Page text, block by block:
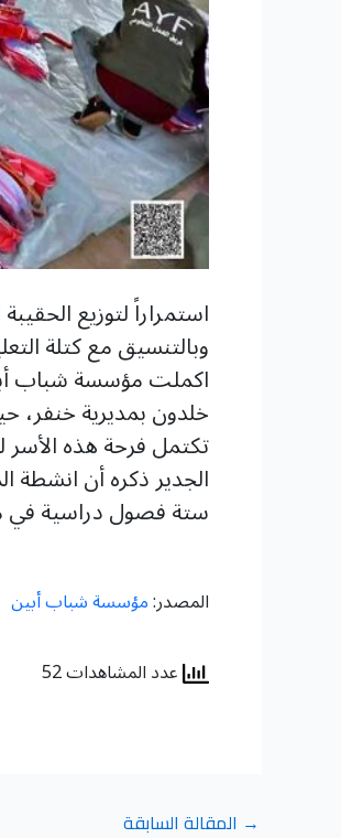
استمراراً لتوزيع
وبالتنسيق مع كتلة
خلدون بمديرية خنفر،
تكتمل فرحة هذه الأسر
الجدير ذكره أن
ستة فصول دراسية في
المصدر:مؤسسة شباب أبين
عدد المشاهدات 52
→ المقالة السابقة